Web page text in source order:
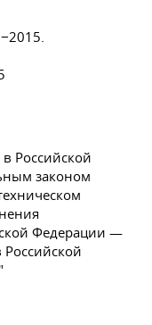
Российской
законом
Федерации —